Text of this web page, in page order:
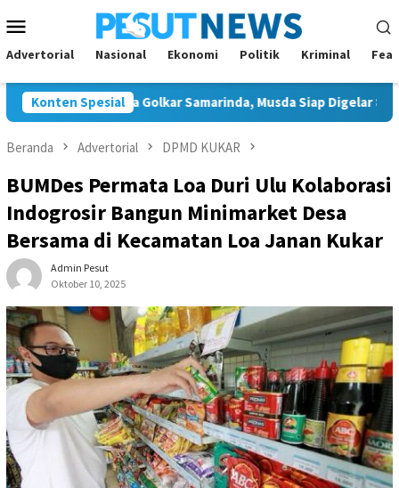
ke
kontenMobile
Advertorial Nasional Ekonomi Politik Kriminal
Konten Spesial
Ketua Golkar Samarinda, Musda Siap Digelar 8 Agustus
Beranda Advertorial DPMD KUKAR
BUMDes Permata Loa Duri Ulu Kolaborasi
Indogrosir Bangun Minimarket Desa
Bersama di Kecamatan Loa Janan Kukar
Admin Pesut
Oktober 10, 2025